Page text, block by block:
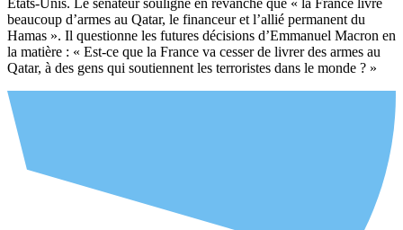
Etats-Unis. Le sénateur souligne en revanche que « la France livre
beaucoup d’armes au Qatar, le financeur et l’allié permanent du
Hamas ». Il questionne les futures décisions d’Emmanuel Macron en
la matière : « Est-ce que la France va cesser de livrer des armes au
Qatar, à des gens qui soutiennent les terroristes dans le monde ? »